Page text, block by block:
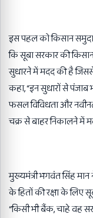
इस पहल को किसान
कि सूबा सरकार की
सुधारने में मदद की है
कहा, “इन सुधारों से
फसल विविधता और
चक्र से बाहर निकालने में
मुख्यमंत्री भगवंत सिंह
के हितों की रक्षा के लिए
“किसी भी बैंक, चाहे वह